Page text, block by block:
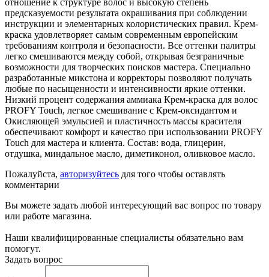
предсказуемости результата окрашивания при соблюдении
инструкции и элементарных колористических правил. Крем-
краска удовлетворяет самым современным европейским
требованиям контроля и безопасности. Все оттенки палитры
легко смешиваются между собой, открывая безграничные
возможности для творческих поисков мастера. Специально
разработанные микстона и корректоры позволяют получать
любые по насыщенности и интенсивности яркие оттенки.
Низкий процент содержания аммиака Крем-краска для волос
PROFY Touch, легкое смешивание с Крем-оксидантом и
Окисляющей эмульсией и пластичность массы красителя
обеспечивают комфорт и качество при использовании PROFY
Touch для мастера и клиента. Состав: вода, глицерин,
отдушка, миндальное масло, диметиконол, оливковое масло.
Пожалуйста, авторизуйтесь для того чтобы оставлять
комментарии
Вы можете задать любой интересующий вас вопрос по товару
или работе магазина.
Наши квалифицированные специалисты обязательно вам
помогут.
Задать вопрос